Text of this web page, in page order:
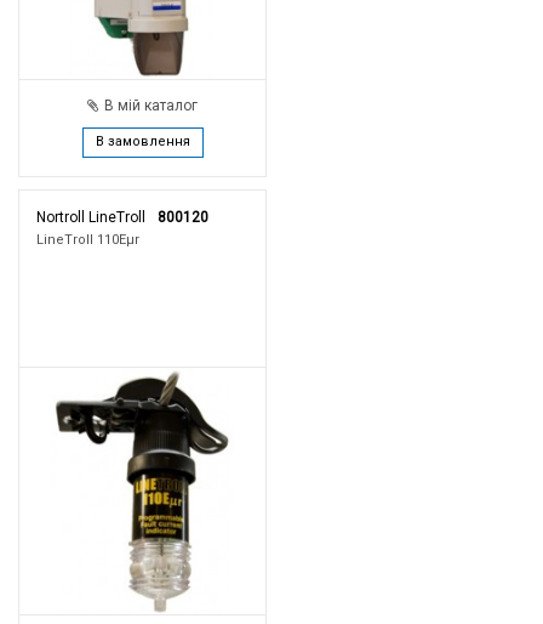
В мій каталог
В замовлення
Nortroll LineTroll 800120
LineTroll 110Eμr